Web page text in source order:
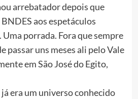
arrebatador depois que
aos espetáculos
porrada. Fora que sempre
passar uns meses ali pelo Vale
em São José do Egito,
era um universo conhecido